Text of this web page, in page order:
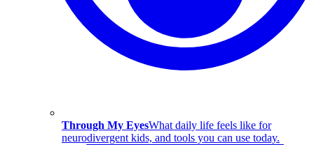
Through My EyesWhat daily life feels like for
neurodivergent kids, and tools you can use today.